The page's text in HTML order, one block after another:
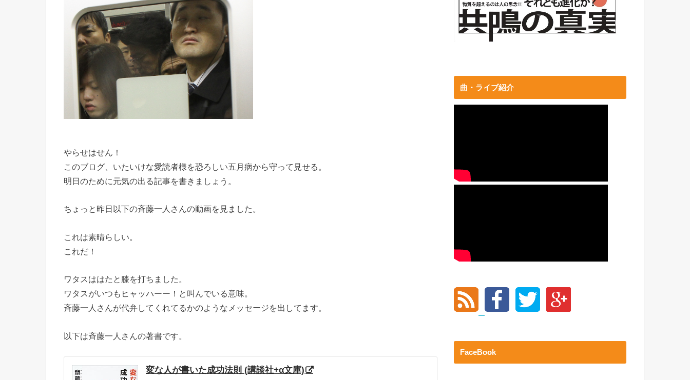
やらせはせん！
このブログ、いたいけな愛読者様を恐ろしい五月病から守って見せる。
明日のために元気の出る記事を書きましょう。
ちょっと昨日以下の斉藤一人さんの動画を見ました。
これは素晴らしい。
これだ！
ワタスははたと膝を打ちました。
ワタスがいつもヒャッハーー！と叫んでいる意味。
斉藤一人さんが代弁してくれてるかのようなメッセージを出してます。
以下は斉藤一人さんの著書です。
変な人が書いた成功法則 (講談社+α文庫)
曲・ライブ紹介
FaceBook